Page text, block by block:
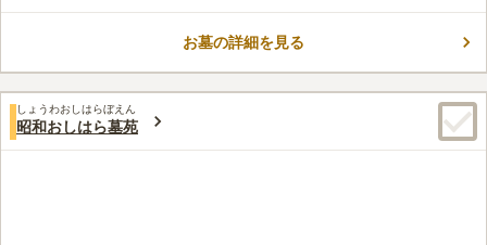
お墓の詳細を見る
しょうわおしはらぼえん
昭和おしはら墓苑